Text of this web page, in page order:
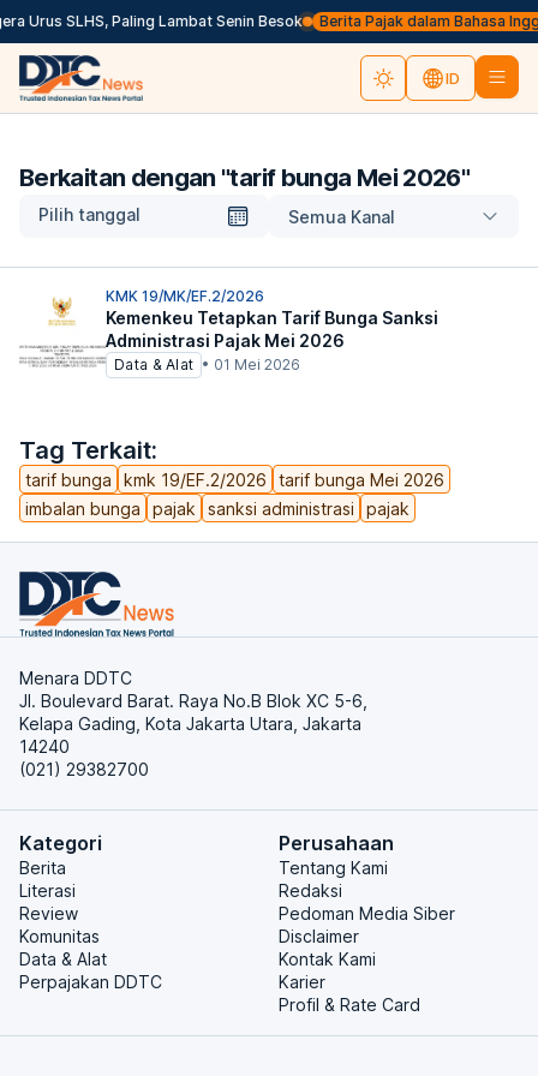
Urus SLHS, Paling Lambat Senin Besok Berita Pajak dalam Bahasa
ID
Berkaitan dengan "tarif bunga Mei 2026"
Pilih tanggal Semua Kanal
Tag Terkait:
tarif bunga kmk 19/EF.2/2026
tarif bunga Mei 2026
imbalan bunga
pajak sanksi administrasi pajak
KMK 19/MK/EF.2/2026
Kemenkeu Tetapkan Tarif Bunga Sanksi
Administrasi Pajak Mei 2026
Data & Alat • 01 Mei 2026
Menara DDTC
Jl. Boulevard Barat. Raya No.B Blok XC 5-6,
Kelapa Gading, Kota Jakarta Utara, Jakarta
14240
(021) 29382700
Kategori
Berita
Literasi
Review
Komunitas
Data & Alat
Perpajakan DDTC
Perusahaan
Tentang Kami
Redaksi
Pedoman Media Siber
Disclaimer
Kontak Kami
Karier
Profil & Rate Card